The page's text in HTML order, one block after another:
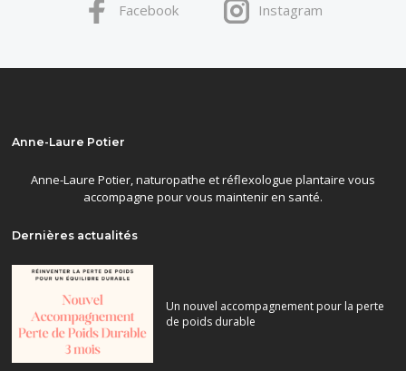
Facebook Instagram
Anne-Laure Potier
Anne-Laure Potier, naturopathe et réflexologue plantaire vous
accompagne pour vous maintenir en santé.
Dernières actualités
Un nouvel accompagnement pour la perte
de poids durable